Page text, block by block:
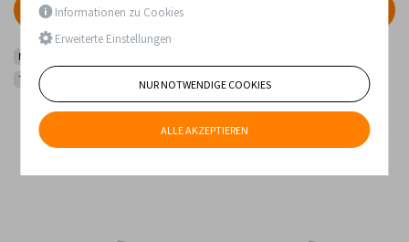
FILTER
Medizinische Tische, Trolleys und Ständer
Trolleys mit Schubladen und Türen
Geringster Preis
Älteste Produkte
Informationen zu Cookies
Erweiterte Einstellungen
NUR NOTWENDIGE COOKIES
ALLE AKZEPTIEREN